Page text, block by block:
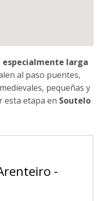
especialmente larga
al paso puentes,
pequeñas y
esta etapa en Soutelo
-